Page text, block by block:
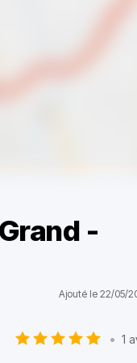
-
Ajouté le 22/05/
• 1